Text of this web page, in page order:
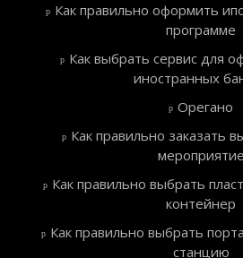
Как правильно оформить
программе
Как выбрать сервис для
иностранных
Орегано
Как правильно заказать
мероприятие
Как правильно выбрать
контейнер
Как правильно выбрать
станцию